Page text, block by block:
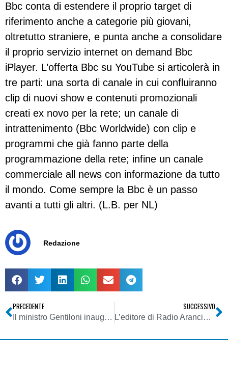
Bbc conta di estendere il proprio target di
riferimento anche a categorie più giovani,
oltretutto straniere, e punta anche a consolidare
il proprio servizio internet on demand Bbc
iPlayer. L’offerta Bbc su YouTube si articolerà in
tre parti: una sorta di canale in cui confluiranno
clip di nuovi show e contenuti promozionali
creati ex novo per la rete; un canale di
intrattenimento (Bbc Worldwide) con clip e
programmi che già fanno parte della
programmazione della rete; infine un canale
commerciale all news con informazione da tutto
il mondo. Come sempre la Bbc è un passo
avanti a tutti gli altri. (L.B. per NL)
Redazione
PRECEDENTE
Il ministro Gentiloni inaugura l’anno accademico della Scuola Superiore di specializzazione nelle Tlc
SUCCESSIVO
L’editore di Radio Arancia campione mondiale di sci alpino dell’associazione internazionale della stampa